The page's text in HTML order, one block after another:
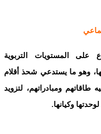
على المستويات التربوية
وهو ما يستدعي شحذ أقلام
طاقاتهم ومبادراتهم، لتزويد
وكيانها.